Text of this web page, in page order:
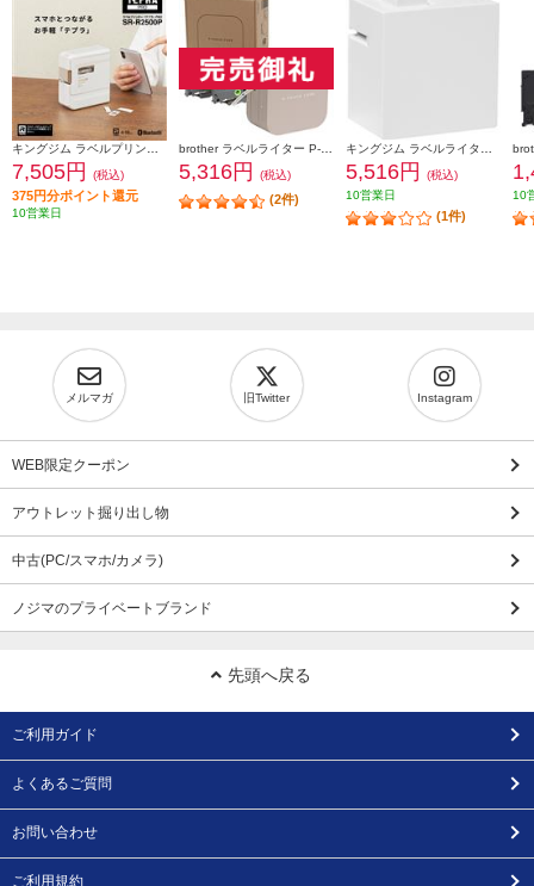
7,505円 (税込)
375円分ポイント還元
10営業日
5,316円 (税込)
(2件)
5,516円
(税込)
10営業日
(1件)
10
メルマガ 旧Twitter Instagram
WEB限定クーポン
アウトレット掘り出し物
中古(PC/スマホ/カメラ)
ノジマのプライベートブランド
先頭へ戻る
ご利用ガイド
よくあるご質問
お問い合わせ
ご利用規約